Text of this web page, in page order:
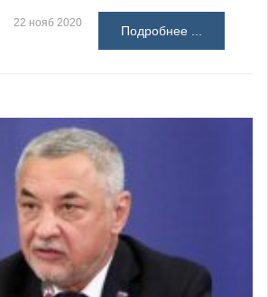
22 нояб 2020
Подробнее ...